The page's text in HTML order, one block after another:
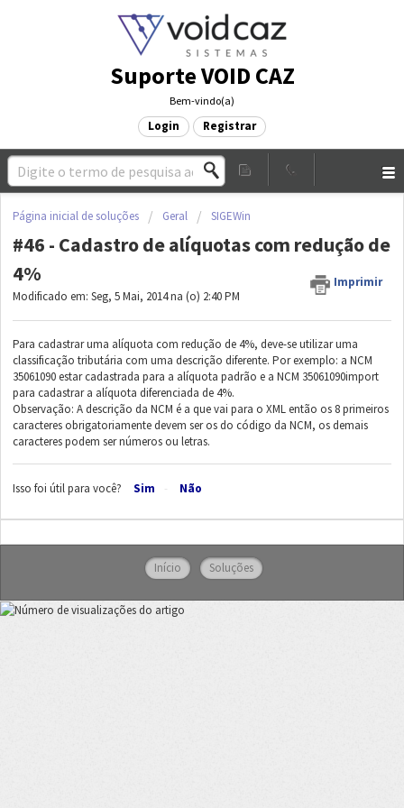
Suporte VOID CAZ
Bem-vindo(a)
Login Registrar
Página inicial de soluções Geral SIGEWin
#46 - Cadastro de alíquotas com redução de
4%
Imprimir
Modificado em: Seg, 5 Mai, 2014 na (o) 2:40 PM
Para cadastrar uma alíquota com redução de 4%, deve-se utilizar uma
classificação tributária com uma descrição diferente. Por exemplo: a NCM
35061090 estar cadastrada para a alíquota padrão e a NCM 35061090import
para cadastrar a alíquota diferenciada de 4%.
Observação: A descrição da NCM é a que vai para o XML então os 8 primeiros
caracteres obrigatoriamente devem ser os do código da NCM, os demais
caracteres podem ser números ou letras.
Isso foi útil para você? Sim Não
Início Soluções